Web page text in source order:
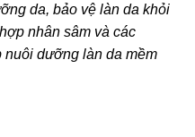
da, bảo vệ làn da khỏi
nhân sâm và các
dưỡng làn da mềm